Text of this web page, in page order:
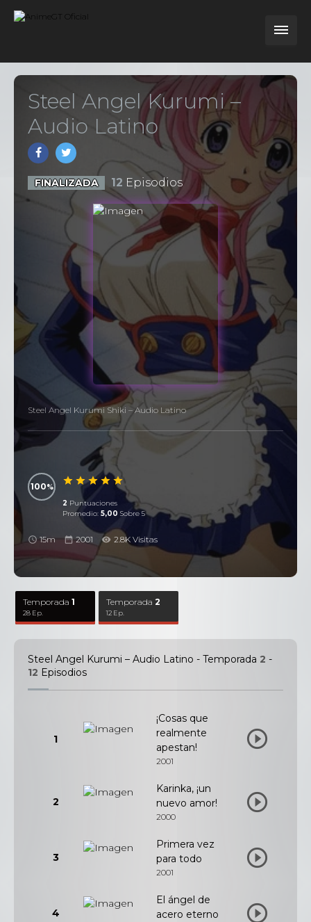
Steel Angel Kurumi –
Audio Latino
FINALIZADA 12 Episodios
Steel Angel Kurumi Shiki – Audio Latino
100
2 Puntuaciones
Promedio: 5,00 Sobre 5
15m 2001 2.8K Visitas
Temporada1
28 Ep.
Temporada2
12 Ep.
Steel Angel Kurumi – Audio Latino - Temporada 2 -
12 Episodios
1
¡Cosas que
realmente
apestan!
2001
2
Karinka, ¡un
nuevo amor!
2000
3
Primera vez
para todo
2001
4
El ángel de
acero eterno